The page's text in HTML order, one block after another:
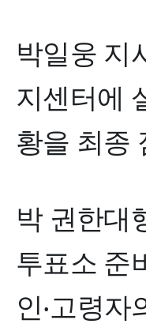
박일웅 지
지센터에
황을 최종
박 권한대
투표소 준
인‧고령자